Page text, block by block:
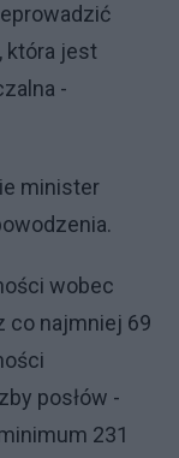
która jest
-
minister
wobec
co najmniej 69
posłów -
231